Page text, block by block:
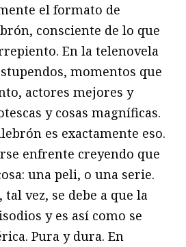
el formato de
consciente de lo que
En la telenovela
momentos que
actores mejores y
y cosas magníficas.
es exactamente eso.
enfrente creyendo que
una peli, o una serie.
vez, se debe a que la
y es así como se
Pura y dura. En